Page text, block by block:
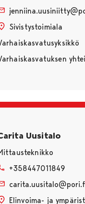
Sivistystoimiala
Uusitalo
+358447011849
Elinvoima- ja